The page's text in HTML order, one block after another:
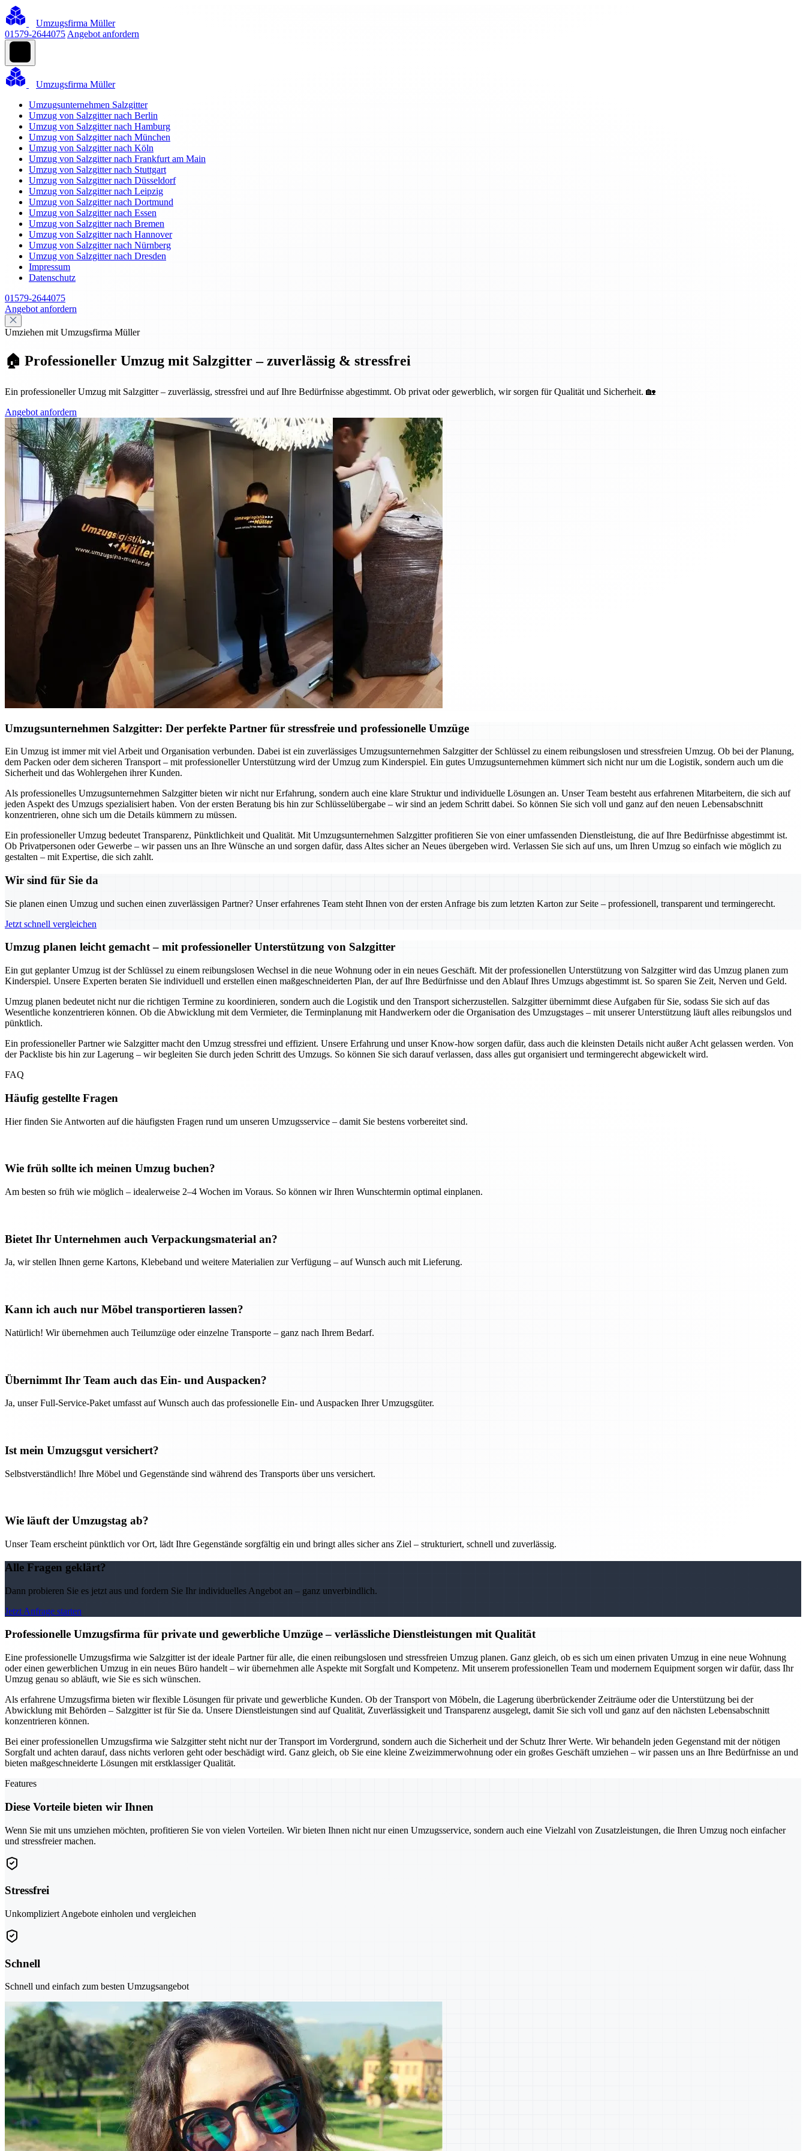
Umzugsfirma Müller
01579-2644075 Angebot anfordern
Umzugsfirma Müller
Umzugsunternehmen Salzgitter
Umzug von Salzgitter nach Berlin
Umzug von Salzgitter nach Hamburg
Umzug von Salzgitter nach München
Umzug von Salzgitter nach Köln
Umzug von Salzgitter nach Frankfurt am Main
Umzug von Salzgitter nach Stuttgart
Umzug von Salzgitter nach Düsseldorf
Umzug von Salzgitter nach Leipzig
Umzug von Salzgitter nach Dortmund
Umzug von Salzgitter nach Essen
Umzug von Salzgitter nach Bremen
Umzug von Salzgitter nach Hannover
Umzug von Salzgitter nach Nürnberg
Umzug von Salzgitter nach Dresden
Impressum
Datenschutz
01579-2644075
Angebot anfordern
Umziehen mit Umzugsfirma Müller
🏠 Professioneller Umzug mit Salzgitter – zuverlässig & stressfrei
Ein professioneller Umzug mit Salzgitter – zuverlässig, stressfrei und auf Ihre Bedürfnisse abgestimmt. Ob privat oder gewerblich, wir sorgen für Qualität und Sicherheit. 🏡
Angebot anfordern
Umzugsunternehmen Salzgitter: Der perfekte Partner für stressfreie und professionelle Umzüge
Ein Umzug ist immer mit viel Arbeit und Organisation verbunden. Dabei ist ein zuverlässiges Umzugsunternehmen Salzgitter der Schlüssel zu einem reibungslosen und stressfreien Umzug. Ob bei der Planung,
dem Packen oder dem sicheren Transport – mit professioneller Unterstützung wird der Umzug zum Kinderspiel. Ein gutes Umzugsunternehmen kümmert sich nicht nur um die Logistik, sondern auch um die
Sicherheit und das Wohlergehen ihrer Kunden.
Als professionelles Umzugsunternehmen Salzgitter bieten wir nicht nur Erfahrung, sondern auch eine klare Struktur und individuelle Lösungen an. Unser Team besteht aus erfahrenen Mitarbeitern, die sich auf
jeden Aspekt des Umzugs spezialisiert haben. Von der ersten Beratung bis hin zur Schlüsselübergabe – wir sind an jedem Schritt dabei. So können Sie sich voll und ganz auf den neuen Lebensabschnitt
konzentrieren, ohne sich um die Details kümmern zu müssen.
Ein professioneller Umzug bedeutet Transparenz, Pünktlichkeit und Qualität. Mit Umzugsunternehmen Salzgitter profitieren Sie von einer umfassenden Dienstleistung, die auf Ihre Bedürfnisse abgestimmt ist.
Ob Privatpersonen oder Gewerbe – wir passen uns an Ihre Wünsche an und sorgen dafür, dass Altes sicher an Neues übergeben wird. Verlassen Sie sich auf uns, um Ihren Umzug so einfach wie möglich zu
gestalten – mit Expertise, die sich zahlt.
Wir sind für Sie da
Sie planen einen Umzug und suchen einen zuverlässigen Partner? Unser erfahrenes Team steht Ihnen von der ersten Anfrage bis zum letzten Karton zur Seite – professionell, transparent und termingerecht.
Jetzt schnell vergleichen
Umzug planen leicht gemacht – mit professioneller Unterstützung von Salzgitter
Ein gut geplanter Umzug ist der Schlüssel zu einem reibungslosen Wechsel in die neue Wohnung oder in ein neues Geschäft. Mit der professionellen Unterstützung von Salzgitter wird das Umzug planen zum
Kinderspiel. Unsere Experten beraten Sie individuell und erstellen einen maßgeschneiderten Plan, der auf Ihre Bedürfnisse und den Ablauf Ihres Umzugs abgestimmt ist. So sparen Sie Zeit, Nerven und Geld.
Umzug planen bedeutet nicht nur die richtigen Termine zu koordinieren, sondern auch die Logistik und den Transport sicherzustellen. Salzgitter übernimmt diese Aufgaben für Sie, sodass Sie sich auf das
Wesentliche konzentrieren können. Ob die Abwicklung mit dem Vermieter, die Terminplanung mit Handwerkern oder die Organisation des Umzugstages – mit unserer Unterstützung läuft alles reibungslos und
pünktlich.
Ein professioneller Partner wie Salzgitter macht den Umzug stressfrei und effizient. Unsere Erfahrung und unser Know-how sorgen dafür, dass auch die kleinsten Details nicht außer Acht gelassen werden. Von
der Packliste bis hin zur Lagerung – wir begleiten Sie durch jeden Schritt des Umzugs. So können Sie sich darauf verlassen, dass alles gut organisiert und termingerecht abgewickelt wird.
FAQ
Häufig gestellte Fragen
Hier finden Sie Antworten auf die häufigsten Fragen rund um unseren Umzugsservice – damit Sie bestens vorbereitet sind.
Wie früh sollte ich meinen Umzug buchen?
Am besten so früh wie möglich – idealerweise 2–4 Wochen im Voraus. So können wir Ihren Wunschtermin optimal einplanen.
Bietet Ihr Unternehmen auch Verpackungsmaterial an?
Ja, wir stellen Ihnen gerne Kartons, Klebeband und weitere Materialien zur Verfügung – auf Wunsch auch mit Lieferung.
Kann ich auch nur Möbel transportieren lassen?
Natürlich! Wir übernehmen auch Teilumzüge oder einzelne Transporte – ganz nach Ihrem Bedarf.
Übernimmt Ihr Team auch das Ein- und Auspacken?
Ja, unser Full-Service-Paket umfasst auf Wunsch auch das professionelle Ein- und Auspacken Ihrer Umzugsgüter.
Ist mein Umzugsgut versichert?
Selbstverständlich! Ihre Möbel und Gegenstände sind während des Transports über uns versichert.
Wie läuft der Umzugstag ab?
Unser Team erscheint pünktlich vor Ort, lädt Ihre Gegenstände sorgfältig ein und bringt alles sicher ans Ziel – strukturiert, schnell und zuverlässig.
Alle Fragen geklärt?
Dann probieren Sie es jetzt aus und fordern Sie Ihr individuelles Angebot an – ganz unverbindlich.
Jetzt Anfrage starten
Professionelle Umzugsfirma für private und gewerbliche Umzüge – verlässliche Dienstleistungen mit Qualität
Eine professionelle Umzugsfirma wie Salzgitter ist der ideale Partner für alle, die einen reibungslosen und stressfreien Umzug planen. Ganz gleich, ob es sich um einen privaten Umzug in eine neue Wohnung
oder einen gewerblichen Umzug in ein neues Büro handelt – wir übernehmen alle Aspekte mit Sorgfalt und Kompetenz. Mit unserem professionellen Team und modernem Equipment sorgen wir dafür, dass Ihr
Umzug genau so abläuft, wie Sie es sich wünschen.
Als erfahrene Umzugsfirma bieten wir flexible Lösungen für private und gewerbliche Kunden. Ob der Transport von Möbeln, die Lagerung überbrückender Zeiträume oder die Unterstützung bei der
Abwicklung mit Behörden – Salzgitter ist für Sie da. Unsere Dienstleistungen sind auf Qualität, Zuverlässigkeit und Transparenz ausgelegt, damit Sie sich voll und ganz auf den nächsten Lebensabschnitt
konzentrieren können.
Bei einer professionellen Umzugsfirma wie Salzgitter steht nicht nur der Transport im Vordergrund, sondern auch die Sicherheit und der Schutz Ihrer Werte. Wir behandeln jeden Gegenstand mit der nötigen
Sorgfalt und achten darauf, dass nichts verloren geht oder beschädigt wird. Ganz gleich, ob Sie eine kleine Zweizimmerwohnung oder ein großes Geschäft umziehen – wir passen uns an Ihre Bedürfnisse an und
bieten maßgeschneiderte Lösungen mit erstklassiger Qualität.
Features
Diese Vorteile bieten wir Ihnen
Wenn Sie mit uns umziehen möchten, profitieren Sie von vielen Vorteilen. Wir bieten Ihnen nicht nur einen Umzugsservice, sondern auch eine Vielzahl von Zusatzleistungen, die Ihren Umzug noch einfacher
und stressfreier machen.
Stressfrei
Unkompliziert Angebote einholen und vergleichen
Schnell
Schnell und einfach zum besten Umzugsangebot